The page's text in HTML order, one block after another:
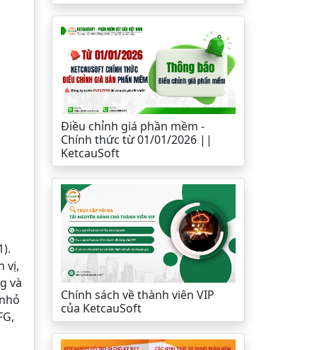
vị,
và
Điều chỉnh giá phần mềm -
Chính thức từ 01/01/2026 ||
KetcauSoft
Chính sách về thành viên VIP
của KetcauSoft